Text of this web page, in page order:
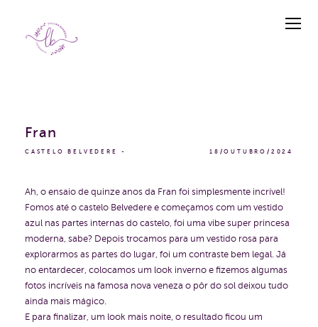
CASTELO BELVEDERE 18/OUTUBRO/2024
Fran
Ah, o ensaio de quinze anos da Fran foi simplesmente incrível!
Fomos até o castelo Belvedere e começamos com um vestido
azul nas partes internas do castelo, foi uma vibe super princesa
moderna, sabe? Depois trocamos para um vestido rosa para
explorarmos as partes do lugar, foi um contraste bem legal. Já
no entardecer, colocamos um look inverno e fizemos algumas
fotos incríveis na famosa nova veneza o pôr do sol deixou tudo
ainda mais mágico.
E para finalizar, um look mais noite, o resultado ficou um